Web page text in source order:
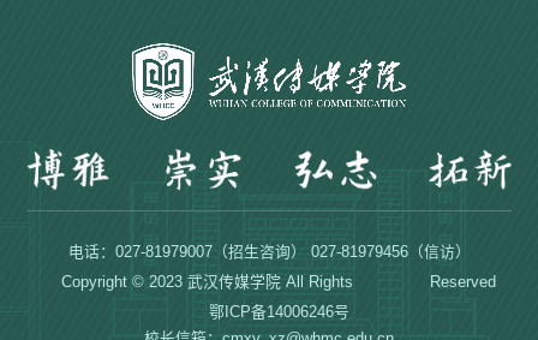
电话：027-81979007（招生咨询） 027-81979456（信访）
Copyright © 2023 武汉传媒学院 All Rights Reserved
鄂ICP备14006246号